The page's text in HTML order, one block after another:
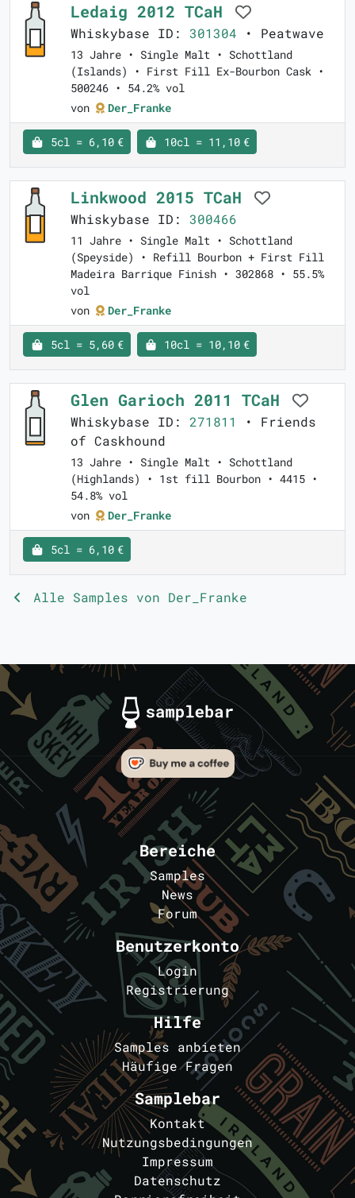
Ledaig 2012 TCaH
Whiskybase ID: 301304 • Peatwave
13 Jahre • Single Malt • Schottland
(Islands) • First Fill Ex-Bourbon Cask •
500246 • 54.2% vol
von
Der_Franke
5cl = 6,10 € 10cl = 11,10 €
Linkwood 2015 TCaH
Whiskybase ID: 300466
11 Jahre • Single Malt • Schottland
(Speyside) • Refill Bourbon + First Fill
Madeira Barrique Finish • 302868 • 55.5%
vol
von
Der_Franke
5cl = 5,60 € 10cl = 10,10 €
Glen Garioch 2011 TCaH
Whiskybase ID: 271811
• Friends
of Caskhound
13 Jahre • Single Malt • Schottland
(Highlands) • 1st fill Bourbon • 4415 •
54.8% vol
von
Der_Franke
5cl = 6,10 €
Alle Samples von Der_Franke
Bereiche
Samples
News
Forum
Benutzerkonto
Login
Registrierung
Hilfe
Samples anbieten
Häufige Fragen
Samplebar
Kontakt
Nutzungsbedingungen
Impressum
Datenschutz